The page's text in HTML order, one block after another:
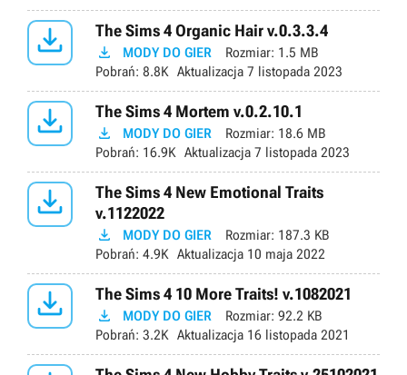
 The Sims 4 Organic Hair v.0.3.3.4
 MODY DO GIER Rozmiar: 1.5 MB
Pobrań: 8.8K Aktualizacja 7 listopada 2023
 The Sims 4 Mortem v.0.2.10.1
 MODY DO GIER Rozmiar: 18.6 MB
Pobrań: 16.9K Aktualizacja 7 listopada 2023

The Sims 4 New Emotional Traits
v.1122022
 MODY DO GIER Rozmiar: 187.3 KB
Pobrań: 4.9K Aktualizacja 10 maja 2022
 The Sims 4 10 More Traits! v.1082021
 MODY DO GIER Rozmiar: 92.2 KB
Pobrań: 3.2K Aktualizacja 16 listopada 2021